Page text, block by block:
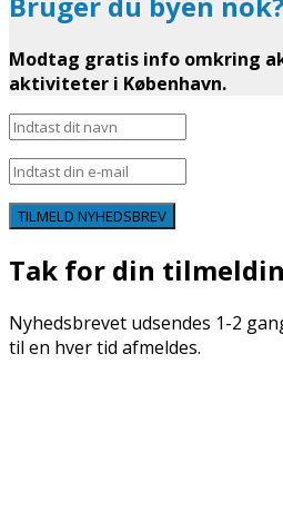
Modtag gratis info omkring
aktiviteter i København.
TILMELD NYHEDSBREV
Tak for din
Nyhedsbrevet udsendes 1-2
til en hver tid afmeldes.